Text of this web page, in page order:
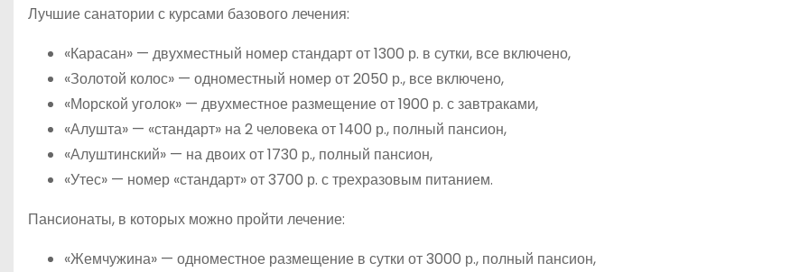
Лучшие санатории с курсами базового лечения:
«Карасан» — двухместный номер стандарт от 1300 р. в сутки, все включено,
«Золотой колос» — одноместный номер от 2050 р., все включено,
«Морской уголок» — двухместное размещение от 1900 р. с завтраками,
«Алушта» — «стандарт» на 2 человека от 1400 р., полный пансион,
«Алуштинский» — на двоих от 1730 р., полный пансион,
«Утес» — номер «стандарт» от 3700 р. с трехразовым питанием.
Пансионаты, в которых можно пройти лечение:
«Жемчужина» — одноместное размещение в сутки от 3000 р., полный пансион,